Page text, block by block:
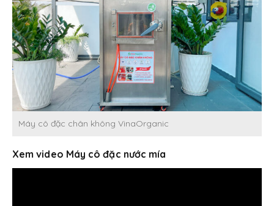
Máy cô đặc chân không VinaOrganic
Xem video Máy cô đặc nước mía